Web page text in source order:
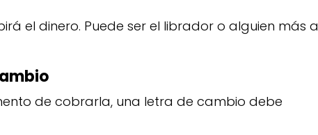
el dinero. Puede ser el librador o alguien más a
de cobrarla, una letra de cambio debe